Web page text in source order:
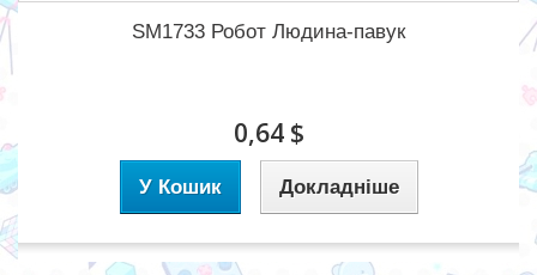
SM1733 Робот Людина-павук
0,64 $
У Кошик Докладніше